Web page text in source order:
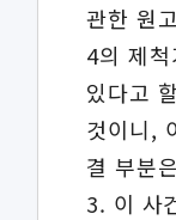
관한 원
4의 제
있다고
것이니,
결 부분
3. 이 사